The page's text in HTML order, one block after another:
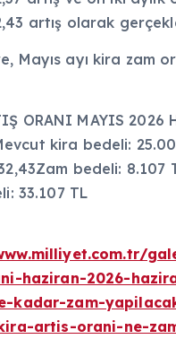
artış olarak
Mayıs ayı kira zam
ORANI MAYIS 2026
kira bedeli:
bedeli: 8.107
33.107 TL
haziran-2026-
kadar-zam-
artis-orani-ne-